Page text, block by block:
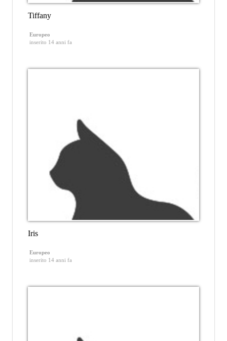
Tiffany
Europeo
inserito 14 anni fa
Iris
Europeo
inserito 14 anni fa